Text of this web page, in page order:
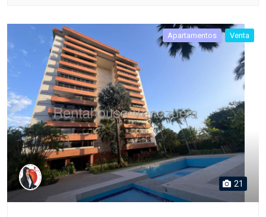
Apartamentos Venta
21